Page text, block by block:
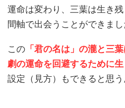
運命は変わり、三葉は生き
間軸で出会うことができまし
この 「君の名は」の瀧と三
劇の運命を回避するために
設定（見方）もできると思う